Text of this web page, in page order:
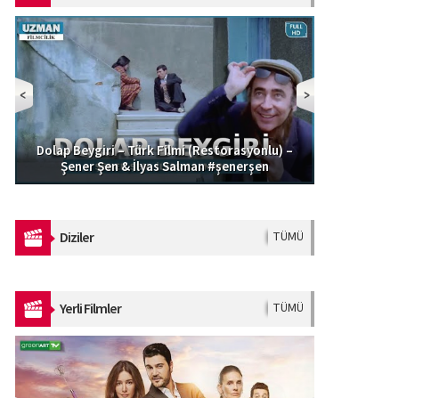
Dolap Beygiri – Türk Filmi (Restorasyonlu) –
Şener Şen & İlyas Salman #şenerşen
Diziler TÜMÜ
Yerli Filmler TÜMÜ